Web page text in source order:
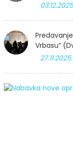
Vrbasu”
27.11.2025.